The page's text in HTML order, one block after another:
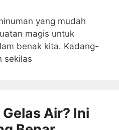
yang mudah
magis untuk
benak kita. Kadang-
sekilas
Air? Ini